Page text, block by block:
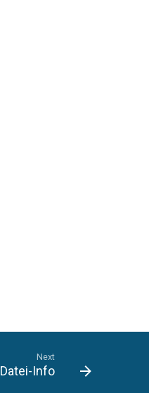
Next
Datei-Info